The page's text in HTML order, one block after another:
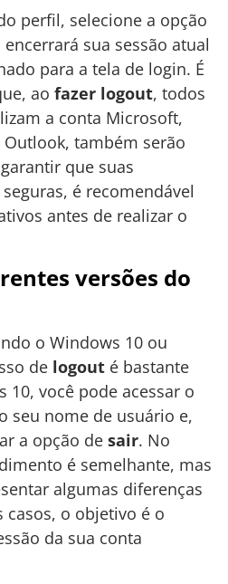
perfil, selecione a opção
encerrará sua sessão atual
para a tela de login. É
ao fazer logout, todos
a conta Microsoft,
também serão
que suas
é recomendável
antes de realizar o
versões do
o Windows 10 ou
de logout é bastante
você pode acessar o
seu nome de usuário e,
a opção de sair. No
é semelhante, mas
algumas diferenças
casos, o objetivo é o
da sua conta